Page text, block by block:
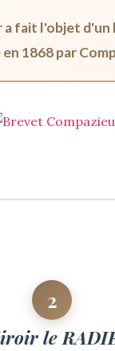
a fait l'objet d'un
1868 par
2
le